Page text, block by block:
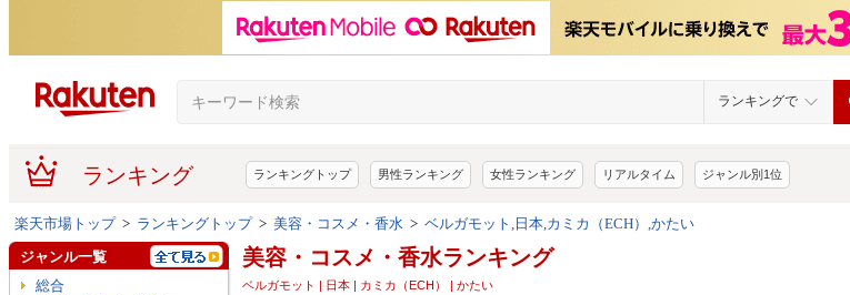
ランキングで
ランキング ランキングトップ 男性ランキング 女性ランキング リアルタイム ジャンル別1位
楽天市場トップ> ランキングトップ> 美容・コスメ・香水 > ベルガモット,日本,カミカ（ECH）,かたい
美容・コスメ・香水ランキング
ベルガモット | 日本 | カミカ（ECH） | かたい
ジャンル一覧
総合